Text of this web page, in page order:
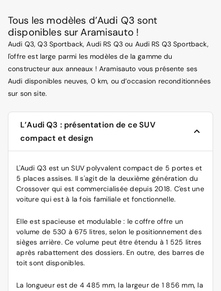
Tous les modèles d’Audi Q3 sont
disponibles sur Aramisauto !
Audi Q3, Q3 Sportback, Audi RS Q3 ou Audi RS Q3 Sportback,
l'offre est large parmi les modèles de la gamme du
constructeur aux anneaux ! Aramisauto vous présente ses
Audi disponibles neuves, 0 km, ou d’occasion reconditionnées
sur son site.
L’Audi Q3 : présentation de ce SUV
compact et design
L'Audi Q3 est un SUV polyvalent compact de 5 portes et
5 places assises. Il s'agit de la deuxième génération du
Crossover qui est commercialisée depuis 2018. C'est une
voiture qui est à la fois familiale et fonctionnelle.
Elle est spacieuse et modulable : le coffre offre un
volume de 530 à 675 litres, selon le positionnement des
sièges arrière. Ce volume peut être étendu à 1 525 litres
après rabattement des dossiers. En outre, des barres de
toit sont disponibles.
La longueur est de 4 485 mm, la largeur de 1 856 mm, la